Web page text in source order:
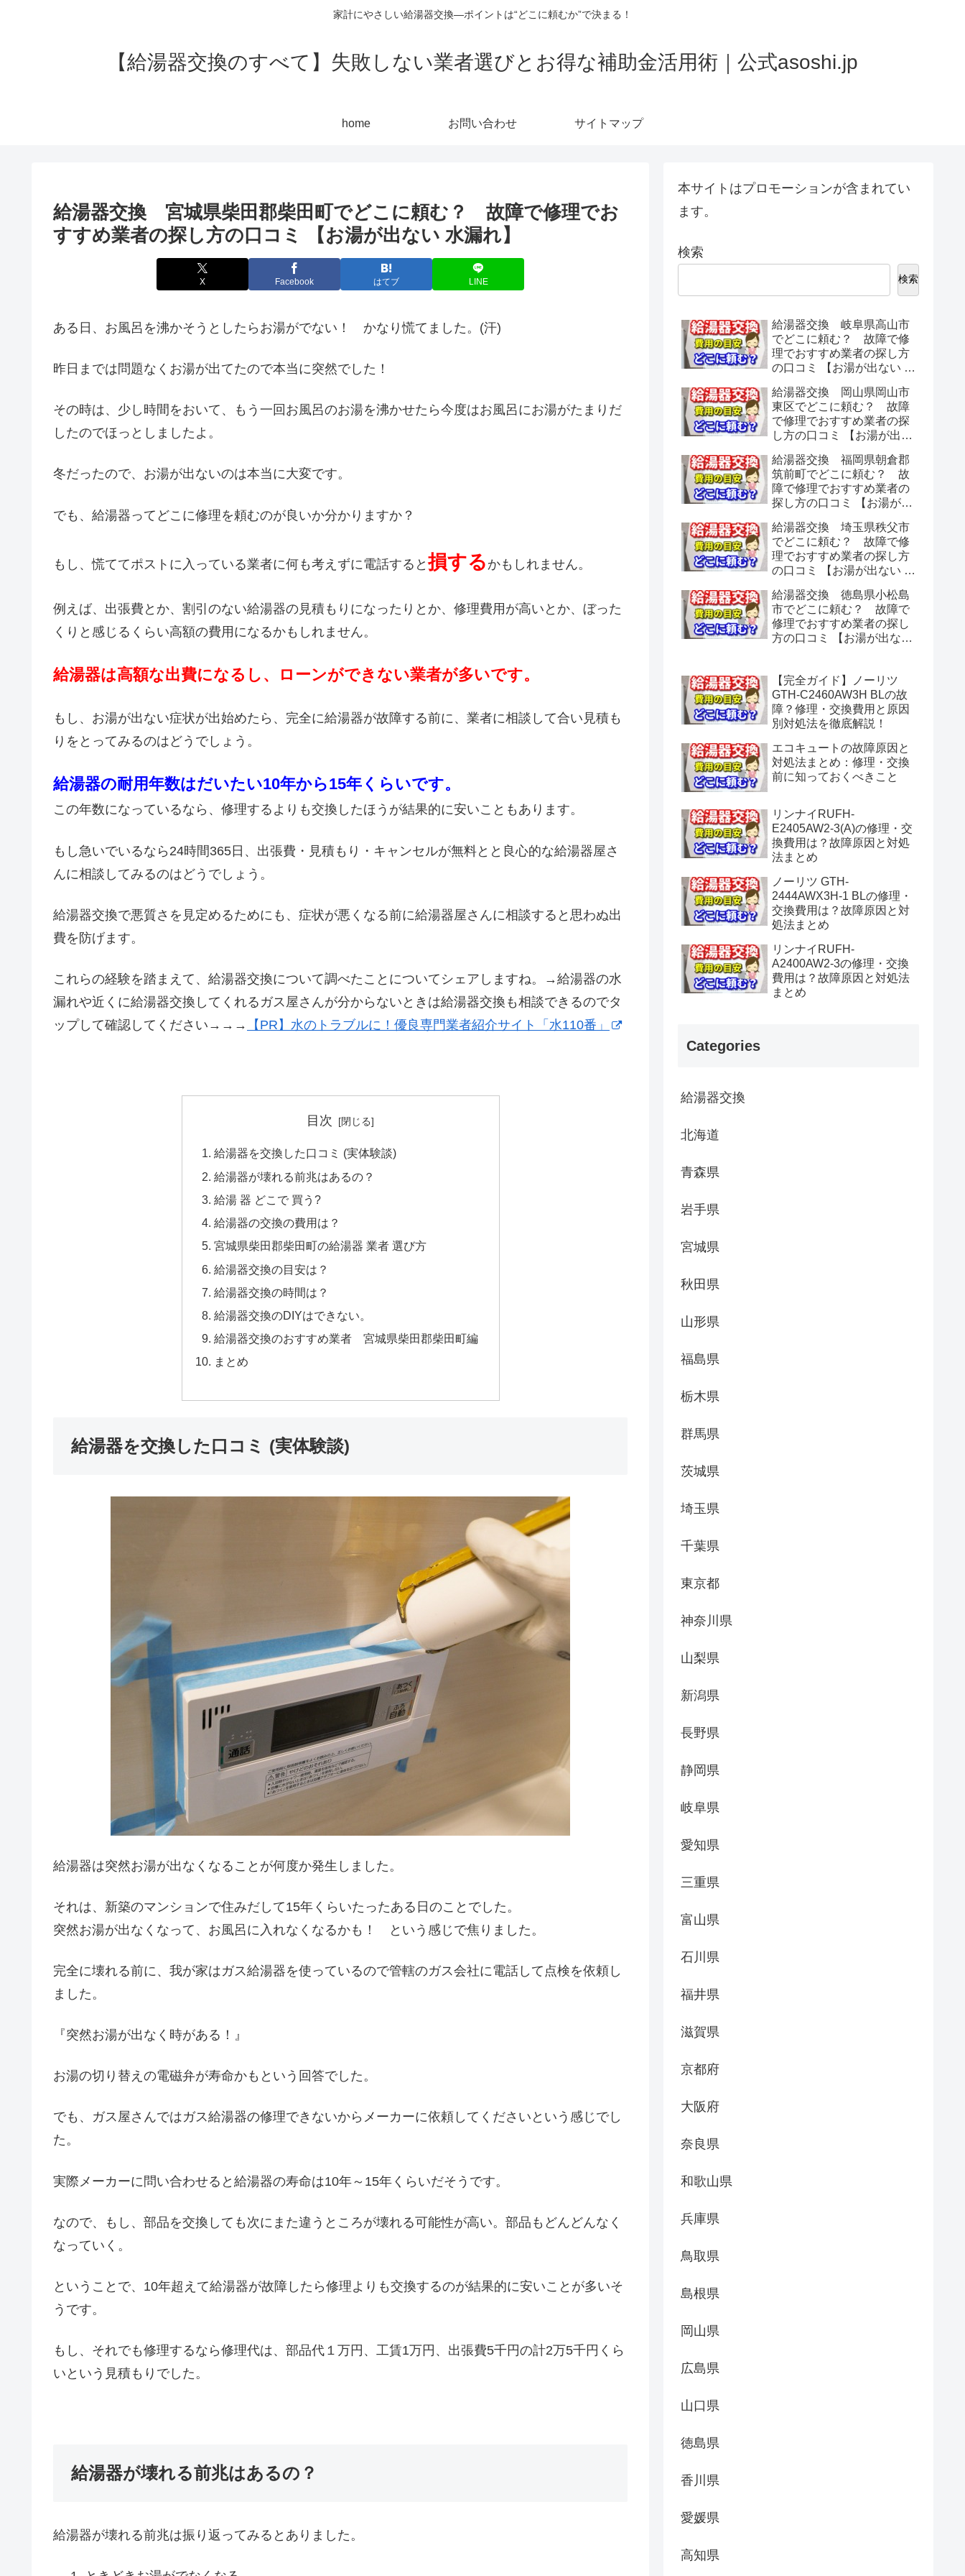
家計にやさしい給湯器交換—ポイントは“どこに頼むか”で決まる！
【給湯器交換のすべて】失敗しない業者選びとお得な補助金活用術｜公式asoshi.jp
home お問い合わせ サイトマップ
給湯器交換 宮城県柴田郡柴田町でどこに頼む？ 故障で修理でお
すすめ業者の探し方の口コミ 【お湯が出ない 水漏れ】
X Facebook はてブ LINE
ある日、お風呂を沸かそうとしたらお湯がでない！ かなり慌てました。(汗)
昨日までは問題なくお湯が出てたので本当に突然でした！
その時は、少し時間をおいて、もう一回お風呂のお湯を沸かせたら今度はお風呂にお湯がたまりだ
したのでほっとしましたよ。
冬だったので、お湯が出ないのは本当に大変です。
でも、給湯器ってどこに修理を頼むのが良いか分かりますか？
もし、慌ててポストに入っている業者に何も考えずに電話すると損する かもしれません。
例えば、出張費とか、割引のない給湯器の見積もりになったりとか、修理費用が高いとか、ぼった
くりと感じるくらい高額の費用になるかもしれません。
給湯器は高額な出費になるし、ローンができない業者が多いです。
もし、お湯が出ない症状が出始めたら、完全に給湯器が故障する前に、業者に相談して合い見積も
りをとってみるのはどうでしょう。
給湯器の耐用年数はだいたい10年から15年くらいです。
この年数になっているなら、修理するよりも交換したほうが結果的に安いこともあります。
もし急いでいるなら24時間365日、出張費・見積もり・キャンセルが無料とと良心的な給湯器屋さ
んに相談してみるのはどうでしょう。
給湯器交換で悪質さを見定めるためにも、症状が悪くなる前に給湯器屋さんに相談すると思わぬ出
費を防げます。
これらの経験を踏まえて、給湯器交換について調べたことについてシェアしますね。→給湯器の水
漏れや近くに給湯器交換してくれるガス屋さんが分からないときは給湯器交換も相談できるのでタ
ップして確認してください→→→
【PR】水のトラブルに！優良専門業者紹介サイト「水110番」
目次
給湯器を交換した口コミ (実体験談)
給湯器が壊れる前兆はあるの？
給湯 器 どこで 買う?
給湯器の交換の費用は？
宮城県柴田郡柴田町の給湯器 業者 選び方
給湯器交換の目安は？
給湯器交換の時間は？
給湯器交換のDIYはできない。
給湯器交換のおすすめ業者 宮城県柴田郡柴田町編
まとめ
給湯器を交換した口コミ (実体験談)
給湯器は突然お湯が出なくなることが何度か発生しました。
それは、新築のマンションで住みだして15年くらいたったある日のことでした。
突然お湯が出なくなって、お風呂に入れなくなるかも！ という感じで焦りました。
完全に壊れる前に、我が家はガス給湯器を使っているので管轄のガス会社に電話して点検を依頼し
ました。
『突然お湯が出なく時がある！』
お湯の切り替えの電磁弁が寿命かもという回答でした。
でも、ガス屋さんではガス給湯器の修理できないからメーカーに依頼してくださいという感じでし
た。
実際メーカーに問い合わせると給湯器の寿命は10年～15年くらいだそうです。
なので、もし、部品を交換しても次にまた違うところが壊れる可能性が高い。部品もどんどんなく
なっていく。
ということで、10年超えて給湯器が故障したら修理よりも交換するのが結果的に安いことが多いそ
うです。
もし、それでも修理するなら修理代は、部品代１万円、工賃1万円、出張費5千円の計2万5千円くら
いという見積もりでした。
給湯器が壊れる前兆はあるの？
給湯器が壊れる前兆は振り返ってみるとありました。
本サイトはプロモーションが含まれてい
ます。
検索
検索
給湯器交換 岐阜県高山市
でどこに頼む？ 故障で修
理でおすすめ業者の探し方
の口コミ 【お湯が出ない 水
給湯器交換 岡山県岡山市
東区でどこに頼む？ 故障
で修理でおすすめ業者の探
し方の口コミ 【お湯が出な
給湯器交換 福岡県朝倉郡
筑前町でどこに頼む？ 故
障で修理でおすすめ業者の
探し方の口コミ 【お湯が出
給湯器交換 埼玉県秩父市
でどこに頼む？ 故障で修
理でおすすめ業者の探し方
の口コミ 【お湯が出ない 水
給湯器交換 徳島県小松島
市でどこに頼む？ 故障で
修理でおすすめ業者の探し
方の口コミ 【お湯が出ない
【完全ガイド】ノーリツ
GTH-C2460AW3H BLの故
障？修理・交換費用と原因
別対処法を徹底解説！
エコキュートの故障原因と
対処法まとめ：修理・交換
前に知っておくべきこと
リンナイRUFH-
E2405AW2-3(A)の修理・交
換費用は？故障原因と対処
法まとめ
ノーリツ GTH-
2444AWX3H-1 BLの修理・
交換費用は？故障原因と対
処法まとめ
リンナイRUFH-
A2400AW2-3の修理・交換
費用は？故障原因と対処法
まとめ
Categories
給湯器交換
北海道
青森県
岩手県
宮城県
秋田県
山形県
福島県
栃木県
群馬県
茨城県
埼玉県
千葉県
東京都
神奈川県
山梨県
新潟県
長野県
静岡県
岐阜県
愛知県
三重県
富山県
石川県
福井県
滋賀県
京都府
大阪府
奈良県
和歌山県
兵庫県
鳥取県
島根県
岡山県
広島県
山口県
徳島県
香川県
愛媛県
高知県